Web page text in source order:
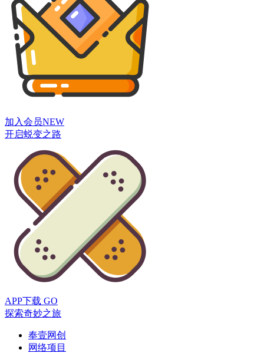
加入会员NEW
开启蜕变之路
APP下载 GO
探索奇妙之旅
奉壹网创
网络项目